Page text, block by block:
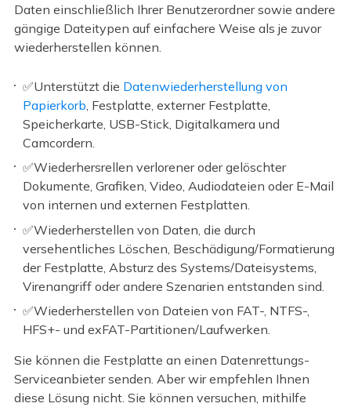
Daten einschließlich Ihrer Benutzerordner sowie andere
gängige Dateitypen auf einfachere Weise als je zuvor
wiederherstellen können.
✅Unterstützt die Datenwiederherstellung von
Papierkorb , Festplatte, externer Festplatte,
Speicherkarte, USB-Stick, Digitalkamera und
Camcordern.
✅Wiederhersrellen verlorener oder gelöschter
Dokumente, Grafiken, Video, Audiodateien oder E-Mail
von internen und externen Festplatten.
✅Wiederherstellen von Daten, die durch
versehentliches Löschen, Beschädigung/Formatierung
der Festplatte, Absturz des Systems/Dateisystems,
Virenangriff oder andere Szenarien entstanden sind.
✅Wiederherstellen von Dateien von FAT-, NTFS-,
HFS+- und exFAT-Partitionen/Laufwerken.
Sie können die Festplatte an einen Datenrettungs-
Serviceanbieter senden. Aber wir empfehlen Ihnen
diese Lösung nicht. Sie können versuchen, mithilfe